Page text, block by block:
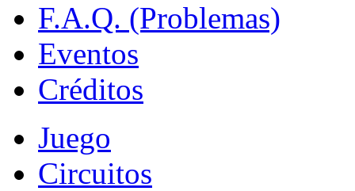
F.A.Q. (Problemas)
Eventos
Créditos
Juego
Circuitos